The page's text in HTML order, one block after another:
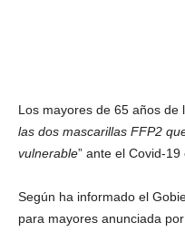
Los mayores de 65 años de
las dos mascarillas FFP2
vulnerable” ante el Covid-
Según ha informado el
para mayores anunciada